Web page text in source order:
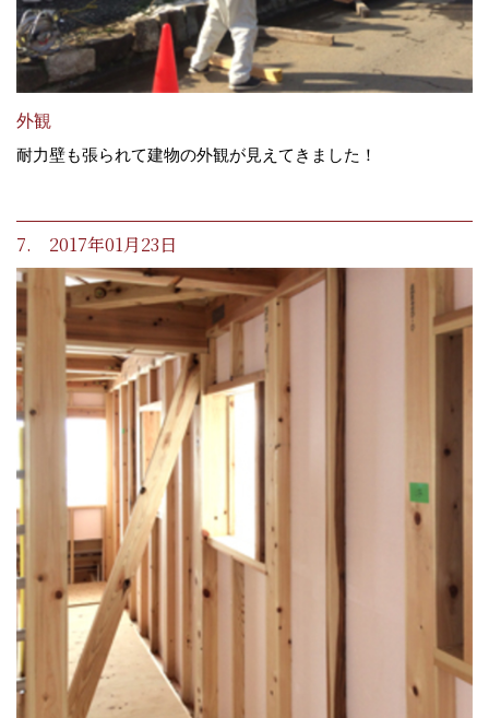
外観
耐力壁も張られて建物の外観が見えてきました！
7. 2017年01月23日